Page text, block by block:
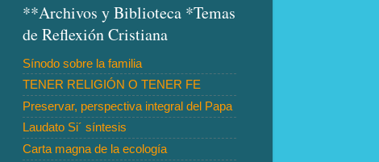
**Archivos y Biblioteca *Temas
de Reflexión Cristiana
Sínodo sobre la familia
TENER RELIGIÓN O TENER FE
Preservar, perspectiva integral del Papa
Laudato Si´ síntesis
Carta magna de la ecología